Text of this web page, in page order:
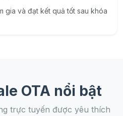
gia và đạt kết quả tốt sau khóa
OTA nổi bật
trực tuyến được yêu thích